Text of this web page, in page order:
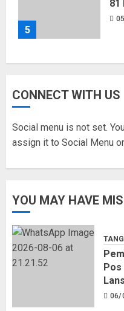
5
81
CONNECT WITH US
Social menu is not set.
assign it to Social Menu
YOU MAY HAVE
Pos
06/